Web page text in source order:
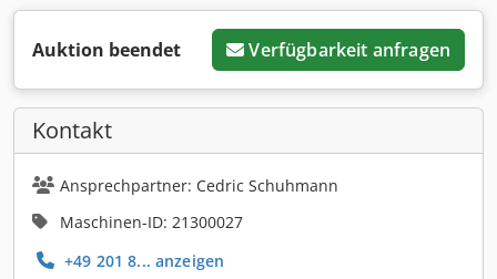
Auktion beendet Verfügbarkeit anfragen
Kontakt
Ansprechpartner: Cedric Schuhmann
Maschinen-ID: 21300027
+49 201 8... anzeigen